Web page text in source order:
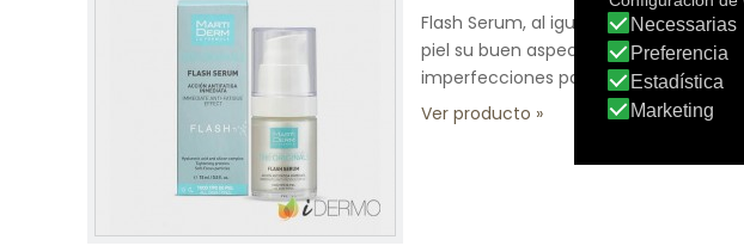
Flash Serum, al igual que las
piel su buen aspecto, elasticidad,
imperfecciones para una piel
Ver producto